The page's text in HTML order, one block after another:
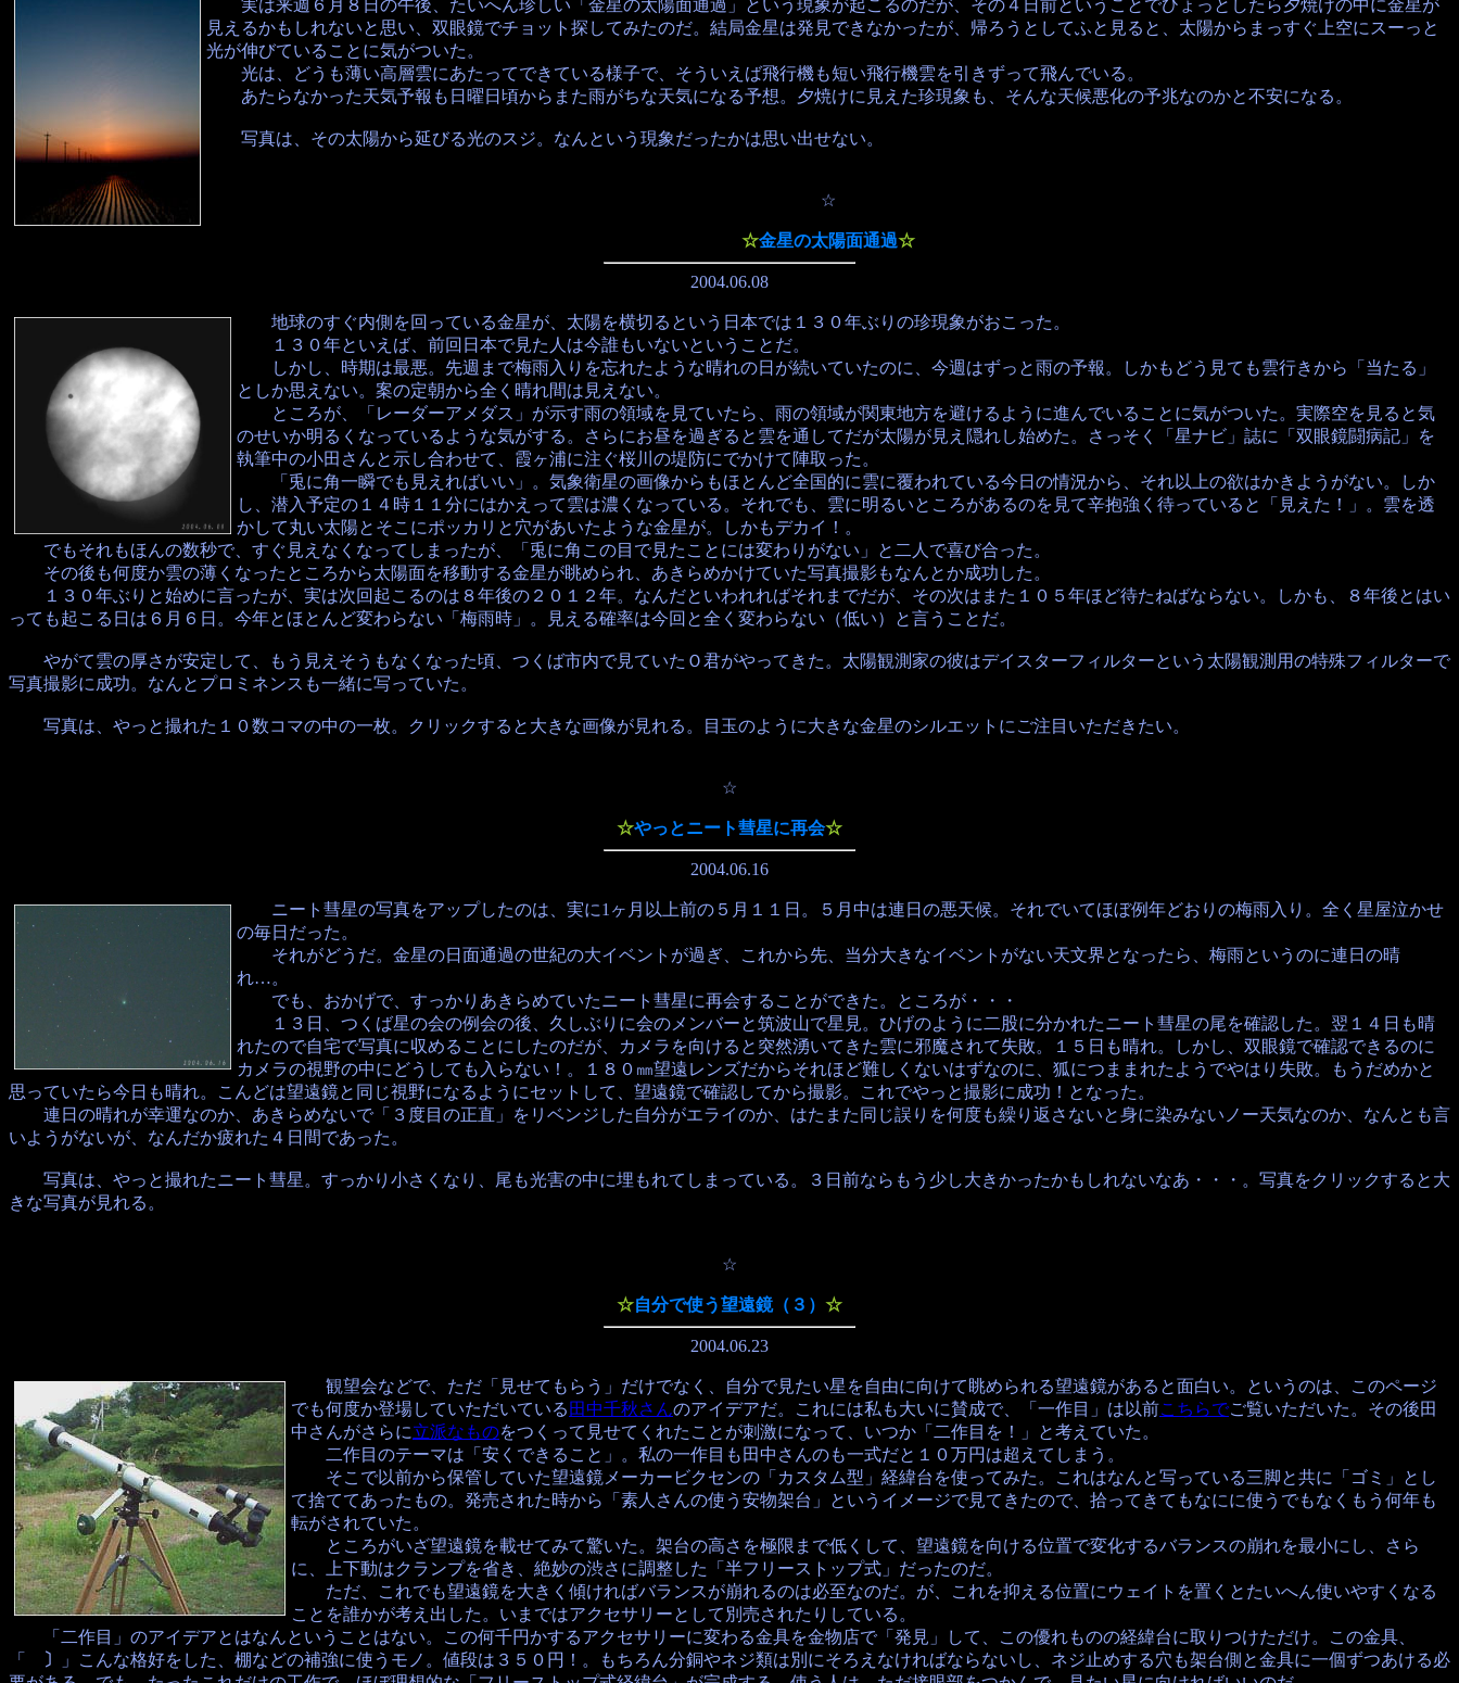
実は来週６月８日の午後、たいへん珍しい「金星の太陽面通過」という現象が起こるのだが、その４日前ということでひょっとしたら夕焼けの中に金星が
見えるかもしれないと思い、双眼鏡でチョット探してみたのだ。結局金星は発見できなかったが、帰ろうとしてふと見ると、太陽からまっすぐ上空にスーっと
光が伸びていることに気がついた。
光は、どうも薄い高層雲にあたってできている様子で、そういえば飛行機も短い飛行機雲を引きずって飛んでいる。
あたらなかった天気予報も日曜日頃からまた雨がちな天気になる予想。夕焼けに見えた珍現象も、そんな天候悪化の予兆なのかと不安になる。
写真は、その太陽から延びる光のスジ。なんという現象だったかは思い出せない。
☆
☆金星の太陽面通過☆
2004.06.08
地球のすぐ内側を回っている金星が、太陽を横切るという日本では１３０年ぶりの珍現象がおこった。
１３０年といえば、前回日本で見た人は今誰もいないということだ。
しかし、時期は最悪。先週まで梅雨入りを忘れたような晴れの日が続いていたのに、今週はずっと雨の予報。しかもどう見ても雲行きから「当たる」
としか思えない。案の定朝から全く晴れ間は見えない。
ところが、「レーダーアメダス」が示す雨の領域を見ていたら、雨の領域が関東地方を避けるように進んでいることに気がついた。実際空を見ると気
のせいか明るくなっているような気がする。さらにお昼を過ぎると雲を通してだが太陽が見え隠れし始めた。さっそく「星ナビ」誌に「双眼鏡闘病記」を
執筆中の小田さんと示し合わせて、霞ヶ浦に注ぐ桜川の堤防にでかけて陣取った。
「兎に角一瞬でも見えればいい」。気象衛星の画像からもほとんど全国的に雲に覆われている今日の情況から、それ以上の欲はかきようがない。しか
し、潜入予定の１４時１１分にはかえって雲は濃くなっている。それでも、雲に明るいところがあるのを見て辛抱強く待っていると「見えた！」。雲を透
かして丸い太陽とそこにポッカリと穴があいたような金星が。しかもデカイ！。
でもそれもほんの数秒で、すぐ見えなくなってしまったが、「兎に角この目で見たことには変わりがない」と二人で喜び合った。
その後も何度か雲の薄くなったところから太陽面を移動する金星が眺められ、あきらめかけていた写真撮影もなんとか成功した。
１３０年ぶりと始めに言ったが、実は次回起こるのは８年後の２０１２年。なんだといわれればそれまでだが、その次はまた１０５年ほど待たねばならない。しかも、８年後とはい
っても起こる日は６月６日。今年とほとんど変わらない「梅雨時」。見える確率は今回と全く変わらない（低い）と言うことだ。
やがて雲の厚さが安定して、もう見えそうもなくなった頃、つくば市内で見ていたＯ君がやってきた。太陽観測家の彼はデイスターフィルターという太陽観測用の特殊フィルターで
写真撮影に成功。なんとプロミネンスも一緒に写っていた。
写真は、やっと撮れた１０数コマの中の一枚。クリックすると大きな画像が見れる。目玉のように大きな金星のシルエットにご注目いただきたい。
☆
☆やっとニート彗星に再会☆
2004.06.16
ニート彗星の写真をアップしたのは、実に1ヶ月以上前の５月１１日。５月中は連日の悪天候。それでいてほぼ例年どおりの梅雨入り。全く星屋泣かせ
の毎日だった。
それがどうだ。金星の日面通過の世紀の大イベントが過ぎ、これから先、当分大きなイベントがない天文界となったら、梅雨というのに連日の晴
れ…。
でも、おかげで、すっかりあきらめていたニート彗星に再会することができた。ところが・・・
１３日、つくば星の会の例会の後、久しぶりに会のメンバーと筑波山で星見。ひげのように二股に分かれたニート彗星の尾を確認した。翌１４日も晴
れたので自宅で写真に収めることにしたのだが、カメラを向けると突然湧いてきた雲に邪魔されて失敗。１５日も晴れ。しかし、双眼鏡で確認できるのに
カメラの視野の中にどうしても入らない！。１８０㎜望遠レンズだからそれほど難しくないはずなのに、狐につままれたようでやはり失敗。もうだめかと
思っていたら今日も晴れ。こんどは望遠鏡と同じ視野になるようにセットして、望遠鏡で確認してから撮影。これでやっと撮影に成功！となった。
連日の晴れが幸運なのか、あきらめないで「３度目の正直」をリベンジした自分がエライのか、はたまた同じ誤りを何度も繰り返さないと身に染みないノー天気なのか、なんとも言
いようがないが、なんだか疲れた４日間であった。
写真は、やっと撮れたニート彗星。すっかり小さくなり、尾も光害の中に埋もれてしまっている。３日前ならもう少し大きかったかもしれないなあ・・・。写真をクリックすると大
きな写真が見れる。
☆
☆自分で使う望遠鏡（３） ☆
2004.06.23
観望会などで、ただ「見せてもらう」だけでなく、自分で見たい星を自由に向けて眺められる望遠鏡があると面白い。というのは、このページ
でも何度か登場していただいている 田中千秋さんのアイデアだ。これには私も大いに賛成で、「一作目」は以前こちらでご覧いただいた。その後田
中さんがさらに立派なものをつくって見せてくれたことが刺激になって、いつか「二作目を！」と考えていた。
二作目のテーマは「安くできること」。私の一作目も田中さんのも一式だと１０万円は超えてしまう。
そこで以前から保管していた望遠鏡メーカービクセンの「カスタム型」経緯台を使ってみた。これはなんと写っている三脚と共に「ゴミ」とし
て捨ててあったもの。発売された時から「素人さんの使う安物架台」というイメージで見てきたので、拾ってきてもなにに使うでもなくもう何年も
転がされていた。
ところがいざ望遠鏡を載せてみて驚いた。架台の高さを極限まで低くして、望遠鏡を向ける位置で変化するバランスの崩れを最小にし、さら
に、上下動はクランプを省き、絶妙の渋さに調整した「半フリーストップ式」だったのだ。
ただ、これでも望遠鏡を大きく傾ければバランスが崩れるのは必至なのだ。が、これを抑える位置にウェイトを置くとたいへん使いやすくなる
ことを誰かが考え出した。いまではアクセサリーとして別売されたりしている。
「二作目」のアイデアとはなんということはない。この何千円かするアクセサリーに変わる金具を金物店で「発見」して、この優れものの経緯台に取りつけただけ。この金具、
「
〕
」こんな格好をした、棚などの補強に使うモノ。値段は３５０円！。もちろん分銅やネジ類は別にそろえなければならないし、ネジ止めする穴も架台側と金具に一個ずつあける必